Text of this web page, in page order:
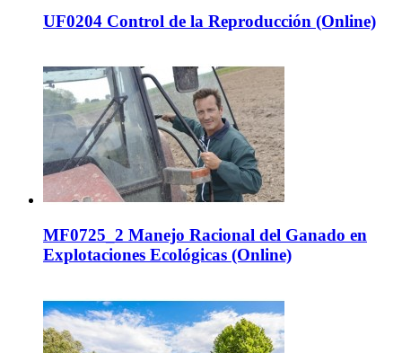
UF0204 Control de la Reproducción (Online)
MF0725_2 Manejo Racional del Ganado en
Explotaciones Ecológicas (Online)